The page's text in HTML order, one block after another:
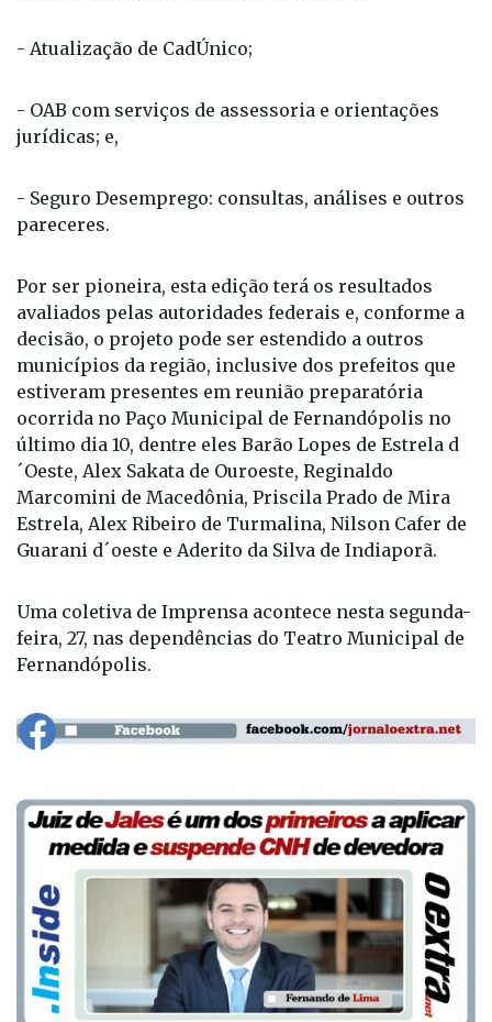
- Atualização de CadÚnico;
- OAB com serviços de assessoria e orientações
jurídicas; e,
- Seguro Desemprego: consultas, análises e outros
pareceres.
Por ser pioneira, esta edição terá os resultados
avaliados pelas autoridades federais e, conforme a
decisão, o projeto pode ser estendido a outros
municípios da região, inclusive dos prefeitos que
estiveram presentes em reunião preparatória
ocorrida no Paço Municipal de Fernandópolis no
último dia 10, dentre eles Barão Lopes de Estrela d
´Oeste, Alex Sakata de Ouroeste, Reginaldo
Marcomini de Macedônia, Priscila Prado de Mira
Estrela, Alex Ribeiro de Turmalina, Nilson Cafer de
Guarani d´oeste e Aderito da Silva de Indiaporã.
Uma coletiva de Imprensa acontece nesta segunda-
feira, 27, nas dependências do Teatro Municipal de
Fernandópolis.